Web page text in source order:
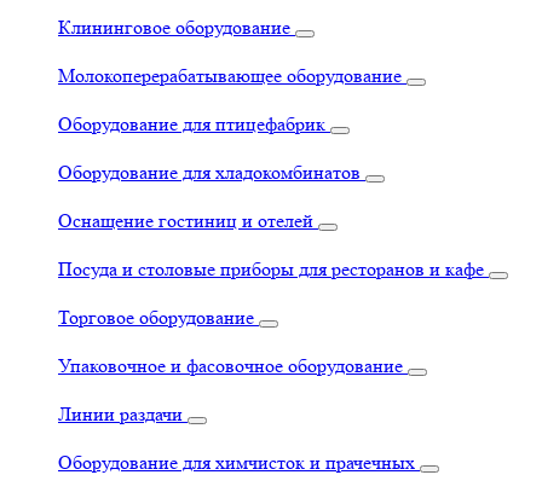
Клининговое оборудование
Молокоперерабатывающее оборудование
Оборудование для птицефабрик
Оборудование для хладокомбинатов
Оснащение гостиниц и отелей
Посуда и столовые приборы для ресторанов и кафе
Торговое оборудование
Упаковочное и фасовочное оборудование
Линии раздачи
Оборудование для химчисток и прачечных